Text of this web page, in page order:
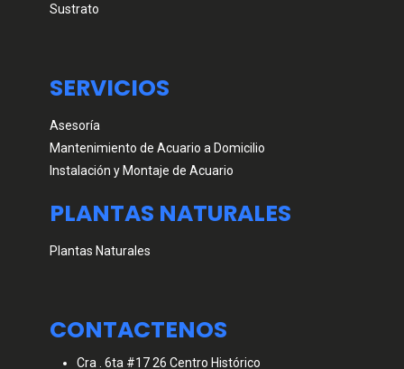
Sustrato
SERVICIOS
Asesoría
Mantenimiento de Acuario a Domicilio
Instalación y Montaje de Acuario
PLANTAS NATURALES
Plantas Naturales
CONTACTENOS
Cra . 6ta #17 26 Centro Histórico